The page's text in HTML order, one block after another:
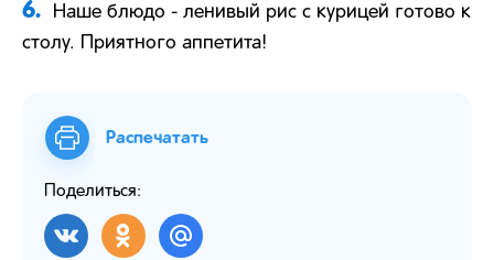
6.
Наше блюдо - ленивый рис с курицей готово к
столу. Приятного аппетита!
Распечатать
Поделиться: